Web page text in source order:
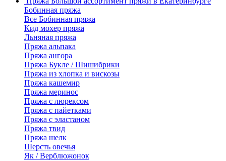
Бобинная пряжа
Все Бобинная пряжа
Кид мохер пряжа
Льняная пряжа
Пряжа альпака
Пряжа ангора
Пряжа Букле / Шишибрики
Пряжа из хлопка и вискозы
Пряжа кашемир
Пряжа меринос
Пряжа с люрексом
Пряжа с пайетками
Пряжа с эластаном
Пряжа твид
Пряжа шелк
Шерсть овечья
Як / Верблюжонок